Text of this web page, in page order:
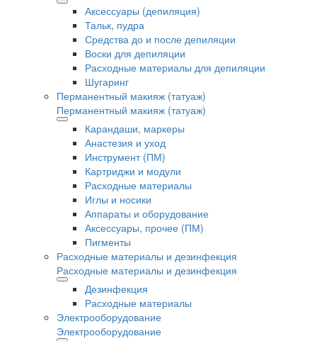
Аксессуары (депиляция)
Тальк, пудра
Средства до и после депиляции
Воски для депиляции
Расходные материалы для депиляции
Шугаринг
Перманентный макияж (татуаж)
Перманентный макияж (татуаж)
Карандаши, маркеры
Анастезия и уход
Инструмент (ПМ)
Картриджи и модули
Расходные материалы
Иглы и носики
Аппараты и оборудование
Аксессуары, прочее (ПМ)
Пигменты
Расходные материалы и дезинфекция
Расходные материалы и дезинфекция
Дезинфекция
Расходные материалы
Электрооборудование
Электрооборудование